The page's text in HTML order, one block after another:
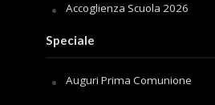
Accoglienza Scuola 2026
Speciale
Auguri Prima Comunione